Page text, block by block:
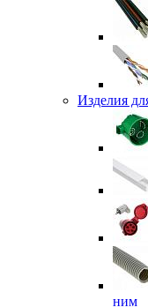
Изделия
ним